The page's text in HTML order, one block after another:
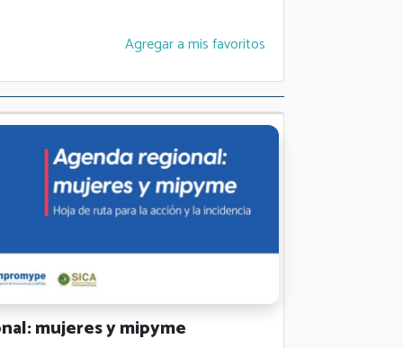
Agregar a mis favoritos
mujeres y mipyme